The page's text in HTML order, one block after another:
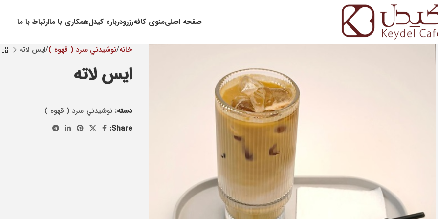
صفحه اصلیمنوی کافهرزرودرباره کیدلهمکاری با ماارتباط با ما
خانه نوشيدني سرد ( قهوه ) ایس لاته
ایس لاته
دسته: نوشيدني سرد ( قهوه )
Share: